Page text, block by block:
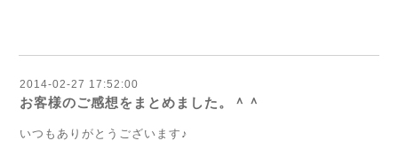
2014-02-27 17:52:00
お客様のご感想をまとめました。＾＾
いつもありがとうございます♪